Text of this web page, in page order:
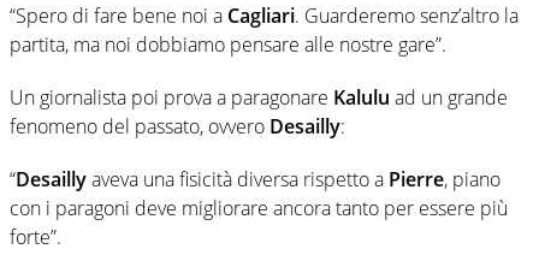
“Spero di fare bene noi a Cagliari. Guarderemo senz’altro la
partita, ma noi dobbiamo pensare alle nostre gare”.
Un giornalista poi prova a paragonare Kalulu ad un grande
fenomeno del passato, ovvero Desailly:
“Desaillyaveva una fisicità diversa rispetto a Pierre, piano
con i paragoni deve migliorare ancora tanto per essere più
forte”.